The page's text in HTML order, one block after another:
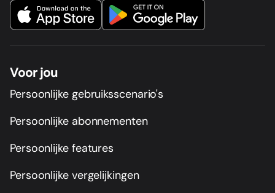
Voor jou
Persoonlijke gebruiksscenario's
Persoonlijke abonnementen
Persoonlijke features
Persoonlijke vergelijkingen